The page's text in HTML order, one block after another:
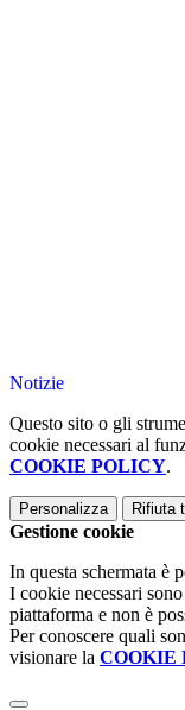
Notizie
Questo sito o gli
cookie necessari al
COOKIE POLICY.
Personalizza Rifiuta
Gestione cookie
In questa schermata è
I cookie necessari
piattaforma e non è
Per conoscere quali
visionare la COOKIE